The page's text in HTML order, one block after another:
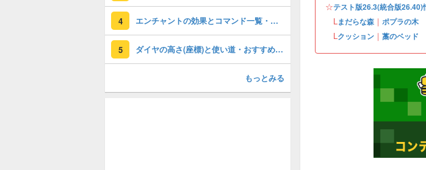
☆テスト版26.3(統合版26.40)
Lまだらな森 ｜ ポプラの木
Lクッション ｜ 藁のベッド
4 エンチャントの効果とコマンド一覧・最強おすすめはどれ？
5 ダイヤの高さ(座標)と使い道・おすすめの高さ
もっとみる